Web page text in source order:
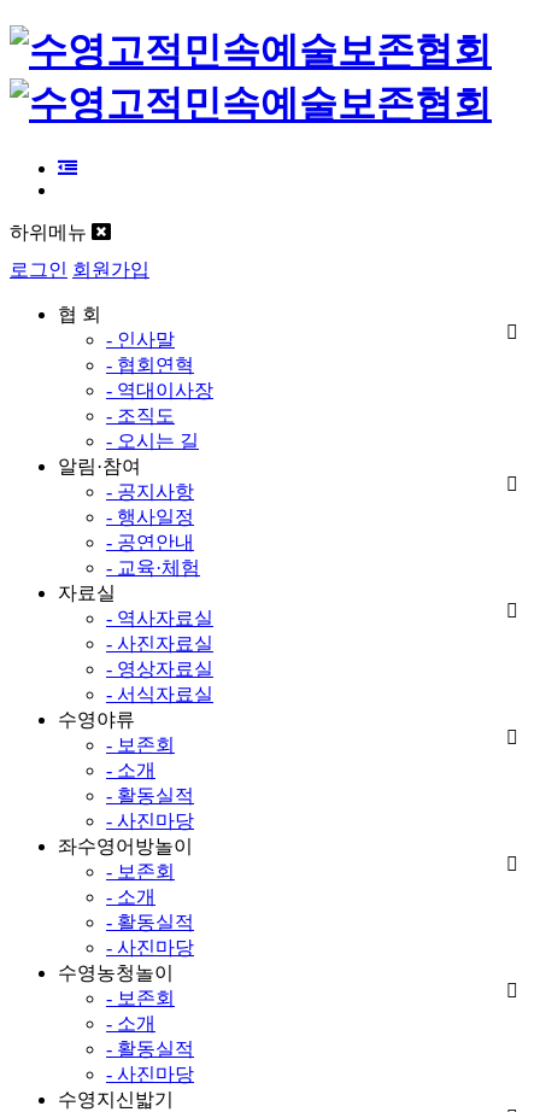
하위메뉴
로그인 회원가입
협 회
- 인사말
- 협회연혁
- 역대이사장
- 조직도
- 오시는 길
알림·참여
- 공지사항
- 행사일정
- 공연안내
- 교육·체험
자료실
- 역사자료실
- 사진자료실
- 영상자료실
- 서식자료실
수영야류
- 보존회
- 소개
- 활동실적
- 사진마당
좌수영어방놀이
- 보존회
- 소개
- 활동실적
- 사진마당
수영농청놀이
- 보존회
- 소개
- 활동실적
- 사진마당
수영지신밟기